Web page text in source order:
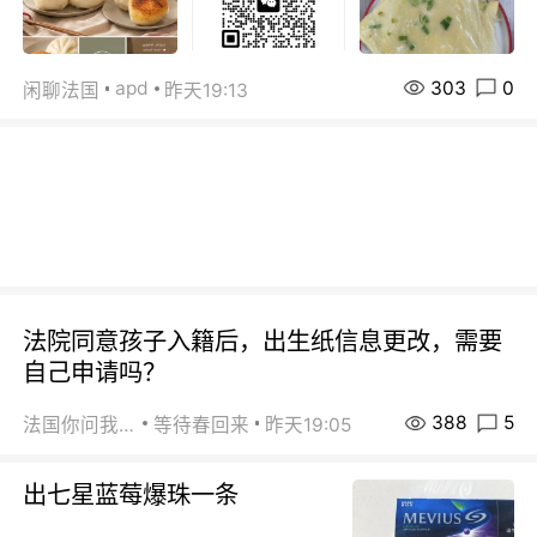
闲聊法国 apd 昨天19:13 303 0
法院同意孩子入籍后，出生纸信息更改，需要
自己申请吗？
法国你问我答 等待春回来 昨天19:05 388 5
出七星蓝莓爆珠一条